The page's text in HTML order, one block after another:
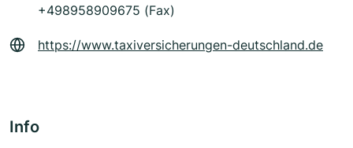
+498958909675 (Fax)
https://www.taxiversicherungen-deutschland.de
Info